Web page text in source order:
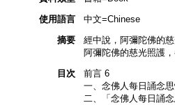
使用語言
中文=Chinese
摘要
經中說，阿彌陀佛的
阿彌陀佛的慈光照護
目次
前言 6
一、念佛人每日誦念
二、「念佛人每日誦